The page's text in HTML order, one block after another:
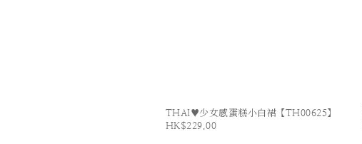
THAI♥少女感蛋糕小白裙【TH00625】
HK$229.00